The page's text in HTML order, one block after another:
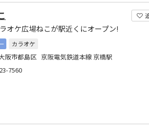
オケ広場ねこが駅近くにオープン!
カラオケ
阪市都島区 京阪電気鉄道本線 京橋駅
7560